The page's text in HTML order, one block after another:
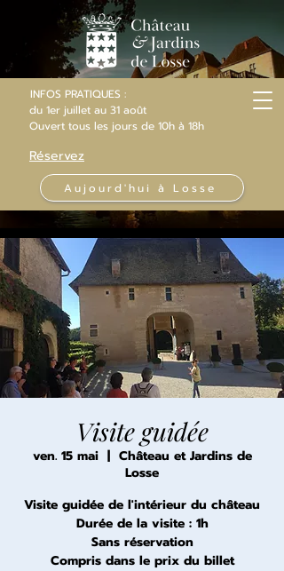
INFOS PRATIQUES :
du 1er juillet au 31 août
Ouvert tous les jours de 10h à 18h
Réservez
Aujourd'hui à Losse
Visite guidée
ven. 15 mai
  |
Château et Jardins de
Losse
Visite guidée de l'intérieur du château
Durée de la visite : 1h
Sans réservation
Compris dans le prix du billet